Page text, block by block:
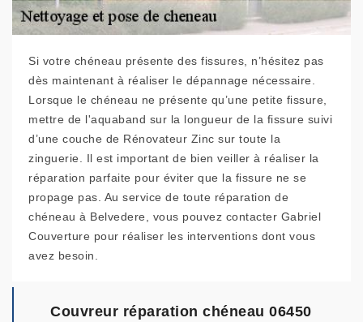
Si votre chéneau présente des fissures, n’hésitez pas
dès maintenant à réaliser le dépannage nécessaire.
Lorsque le chéneau ne présente qu’une petite fissure,
mettre de l'aquaband sur la longueur de la fissure suivi
d’une couche de Rénovateur Zinc sur toute la
zinguerie. Il est important de bien veiller à réaliser la
réparation parfaite pour éviter que la fissure ne se
propage pas. Au service de toute réparation de
chéneau à Belvedere, vous pouvez contacter Gabriel
Couverture pour réaliser les interventions dont vous
avez besoin.
Couvreur réparation chéneau 06450